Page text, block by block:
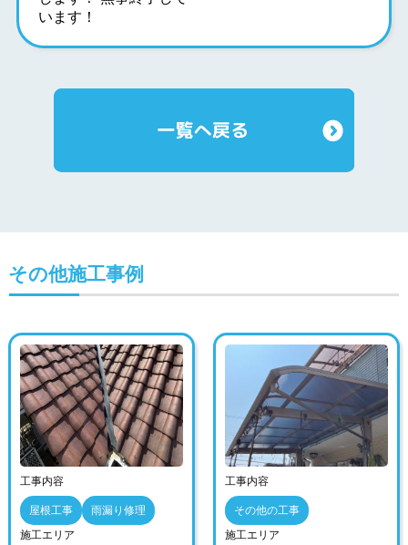
います！
その他施工事例
工事内容
屋根工事
雨漏り修理
施工エリア
工事内容
その他の工事
施工エリア